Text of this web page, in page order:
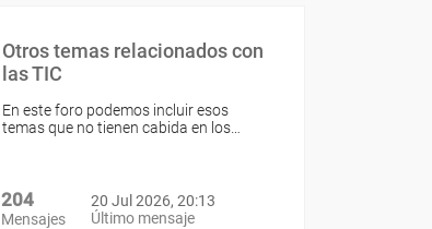
Otros temas relacionados con
las TIC
En este foro podemos incluir esos
temas que no tienen cabida en los…
204
Mensajes
20 Jul 2026, 20:13
Último mensaje